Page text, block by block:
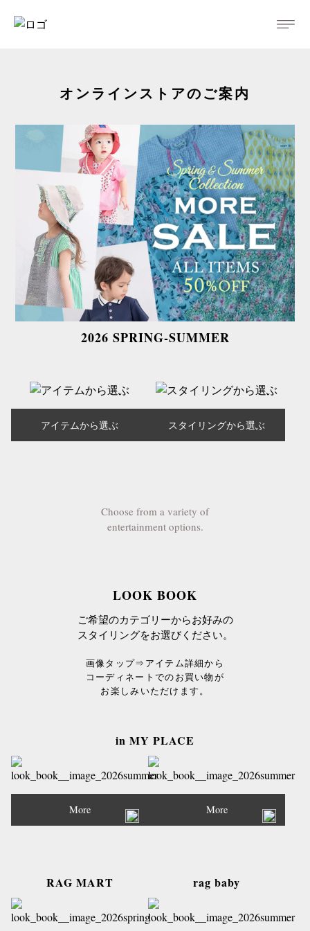
オンラインストアのご案内
2026 SPRING-SUMMER
アイテムから選ぶ スタイリングから選ぶ
Choose from a variety of
entertainment options.
LOOK BOOK
ご希望のカテゴリーからお好みの
スタイリングをお選びください。
画像タップ⇒アイテム詳細から
コーディネートでのお買い物が
お楽しみいただけます。
in MY PLACE
More More
RAG MART rag baby